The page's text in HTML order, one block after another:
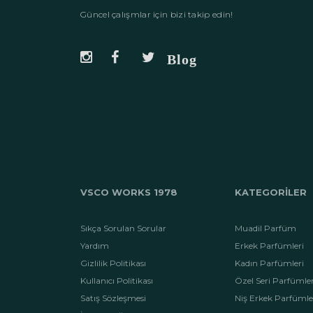
Güncel çalışmlar için bizi takip edin!
VSCO WORKS 1978 KATEGORİLER
Sıkça Sorulan Sorular
Muadil Parfüm
Yardım
Erkek Parfümleri
Gizlilik Politikası
Kadın Parfümleri
Kullanıcı Politikası
Özel Seri
Satış Sözleşmesi
Niş Erkek